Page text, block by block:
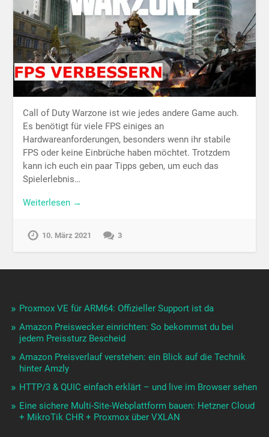
Call of Duty Warzone ist wie jedes andere Game auch.
Es benötigt für viele FPS einiges an
Hardwareanforderungen, besonders wenn ihr stabile
FPS oder keine Einbrüche haben möchtet. Trotzdem
kann ich euch ein paar Tipps geben, um euch das
Spielerlebnis…
Weiterlesen →
10. März 2021 3
Proxmox VE für ARM64: Offizieller Support ist da
Amazon Preiswecker einrichten: So bekommst du bei
jedem Preissturz Bescheid
Amazon Preisverlauf verstehen: ein Blick auf die Technik
hinter Amzly
HTTP/3 & QUIC einfach erklärt – und live im Browser sehen
Eine sichere Multi-Site-Webplattform bauen: Hetzner Cloud
+ MikroTik CHR + Proxmox über VXLAN